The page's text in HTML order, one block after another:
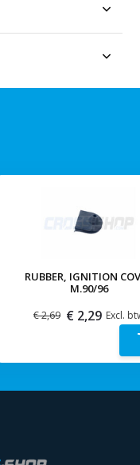
RUBBER, IGNITION
M.90/96
€ 2,69 € 2,29 Excl.